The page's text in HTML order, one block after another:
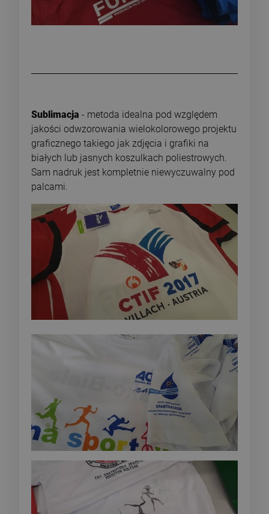
Sublimacja - metoda idealna pod względem
jakości odwzorowania wielokolorowego projektu
graficznego takiego jak zdjęcia i grafiki na
białych lub jasnych koszulkach poliestrowych.
Sam nadruk jest kompletnie niewyczuwalny pod
palcami.